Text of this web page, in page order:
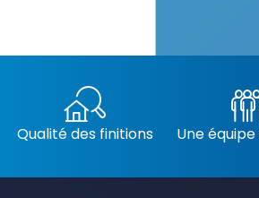
Qualité des finitions Une